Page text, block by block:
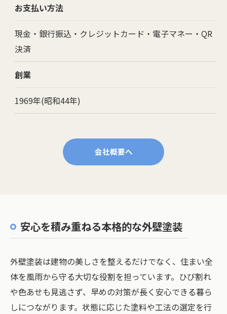
お支払い方法
現金・銀行振込・クレジットカード・電子マネー・QR
決済
創業
1969年(昭和44年)
会社概要へ
安心を積み重ねる本格的な外壁塗装
外壁塗装は建物の美しさを整えるだけでなく、住まい全
体を風雨から守る大切な役割を担っています。ひび割れ
や色あせも見逃さず、早めの対策が長く安心できる暮ら
しにつながります。状態に応じた塗料や工法の選定を行